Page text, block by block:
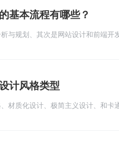
基本流程有哪些？
与规划、其次是网站设计和前端
护
计风格类型
材质化设计、极简主义设计、和